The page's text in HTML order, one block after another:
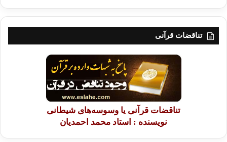
تناقضات قرآنی
تناقضات قرآنی یا وسوسه‌های شیطانی
نویسنده : استاد محمد احمدیان